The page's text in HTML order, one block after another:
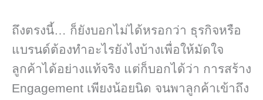
ถึงตรงนี้… ก็ยังบอกไม่ได้หรอกว่า ธุรกิจหรือ
แบรนด์ต้องทำอะไรยังไงบ้างเพื่อให้มัดใจ
ลูกค้าได้อย่างแท้จริง แต่ก็บอกได้ว่า การสร้าง
Engagement เพียงน้อยนิด จนพาลูกค้าเข้าถึง